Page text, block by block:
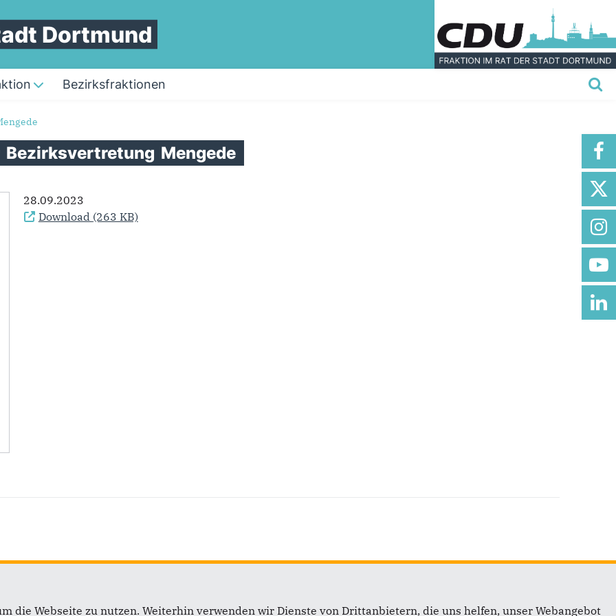
Dortmund
Bezirksfraktionen
Bezirksvertretung Mengede
28.09.2023
Download (263 KB)
die Webseite zu nutzen. Weiterhin verwenden wir Dienste von Drittanbietern, die uns helfen, unser Webangebot